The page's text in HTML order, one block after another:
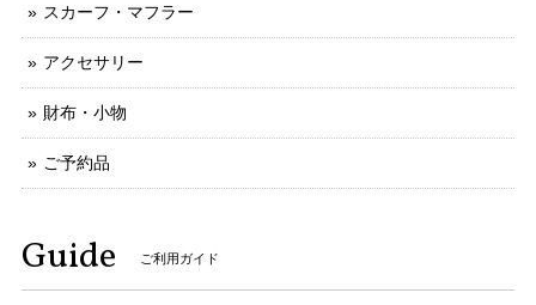
スカーフ・マフラー
アクセサリー
財布・小物
ご予約品
Guide ご利用ガイド